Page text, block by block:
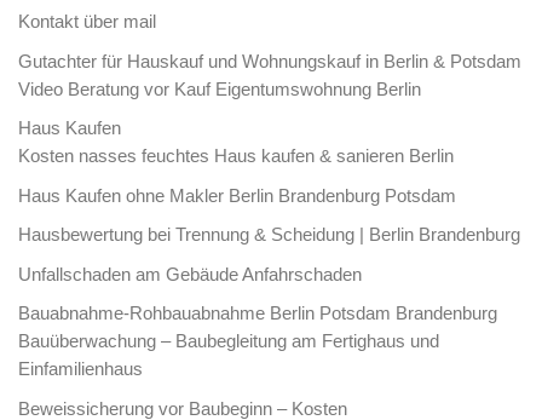
Kontakt über mail
Gutachter für Hauskauf und Wohnungskauf in Berlin & Potsdam
Video Beratung vor Kauf Eigentumswohnung Berlin
Haus Kaufen
Kosten nasses feuchtes Haus kaufen & sanieren Berlin
Haus Kaufen ohne Makler Berlin Brandenburg Potsdam
Hausbewertung bei Trennung & Scheidung | Berlin Brandenburg
Unfallschaden am Gebäude Anfahrschaden
Bauabnahme-Rohbauabnahme Berlin Potsdam Brandenburg
Bauüberwachung – Baubegleitung am Fertighaus und
Einfamilienhaus
Beweissicherung vor Baubeginn – Kosten